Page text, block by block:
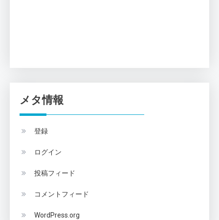
メタ情報
登録
ログイン
投稿フィード
コメントフィード
WordPress.org